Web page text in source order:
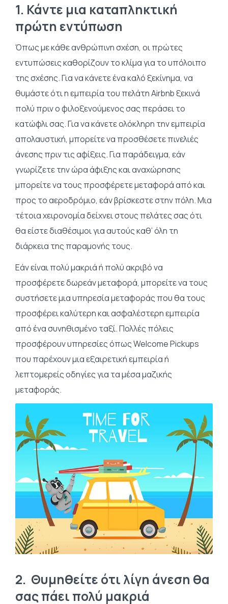
1. Κάντε μια καταπληκτική
πρώτη εντύπωση
Όπως με κάθε ανθρώπινη σχέση, οι πρώτες
εντυπώσεις καθορίζουν το κλίμα για το υπόλοιπο
της σχέσης. Για να κάνετε ένα καλό ξεκίνημα, να
θυμάστε ότι η εμπειρία του πελάτη Airbnb ξεκινά
πολύ πριν ο φιλοξενούμενος σας περάσει το
κατώφλι σας. Για να κάνετε ολόκληρη την εμπειρία
απολαυστική, μπορείτε να προσθέσετε πινελιές
άνεσης πριν τις αφίξεις. Για παράδειγμα, εάν
γνωρίζετε την ώρα άφιξης και αναχώρησης
μπορείτε να τους προσφέρετε μεταφορά από και
προς το αεροδρόμιο, εάν βρίσκεστε στην πόλη. Μια
τέτοια χειρονομία δείχνει στους πελάτες σας ότι
θα είστε διαθέσιμοι για αυτούς καθ’ όλη τη
διάρκεια της παραμονής τους.
Εάν είναι πολύ μακριά ή πολύ ακριβό να
προσφέρετε δωρεάν μεταφορά, μπορείτε να τους
συστήσετε μια υπηρεσία μεταφοράς που θα τους
προσφέρει καλύτερη και ασφαλέστερη εμπειρία
από ένα συνηθισμένο ταξί. Πολλές πόλεις
προσφέρουν υπηρεσίες όπωςWelcome Pickups
που παρέχουν μια εξαιρετική εμπειρία ή
λεπτομερείς οδηγίες για τα μέσα μαζικής
μεταφοράς.
2. Θυμηθείτε ότι λίγη άνεση θα
σας πάει πολύ μακριά